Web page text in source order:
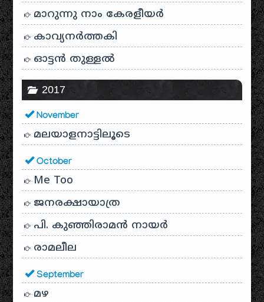
മാറുന്നു നാം കേരളീയർ
കാവ്യനര്‍ത്തകി
ഓട്ടൻ തുള്ളൽ
2017
November
മലയാളനാട്ടിലൂടെ
October
Me Too
ജനരക്ഷായാത്ര
പി. കുഞ്ഞിരാമൻ നായർ
രാമലീല
September
മഴ